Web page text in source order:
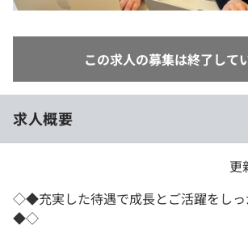
学校向けプラン
この求人の募集は終了して
求人概要
更
◇◆充実した待遇で成長とご活躍をしっ
◆◇